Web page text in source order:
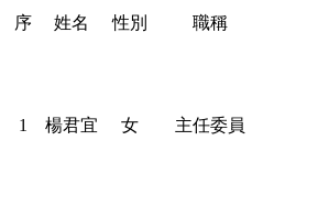
序 姓名 性別 職稱
1 楊君宜 女 主任委員